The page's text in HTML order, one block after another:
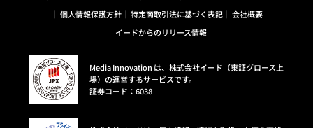
個人情報保護方針
特定商取引法に基づく表記
会社概要
イードからのリリース情報
Media Innovation は、株式会社イード（東証グロース上
場）の運営するサービスです。
証券コード：6038